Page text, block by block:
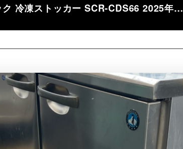
ク 冷凍ストッカー SCR-CDS66 2025年…